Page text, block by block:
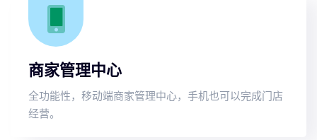
商家管理中心
全功能性，移动端商家管理中心，手机也可以完成门店
经营。